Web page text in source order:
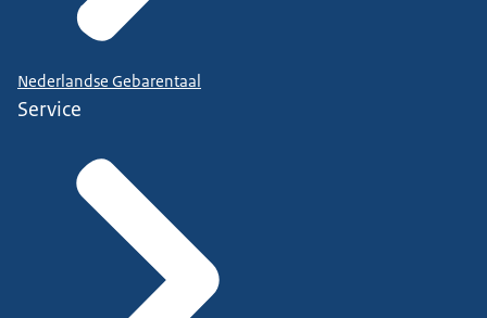
Nederlandse Gebarentaal
Service